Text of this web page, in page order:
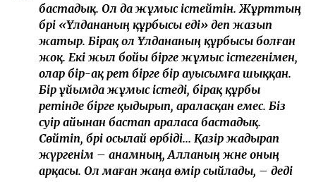
бастадық. Ол да жұмыс істейтін. Жұрттың
бәрі «Ұлдананың құрбысы еді» деп жазып
жатыр. Бірақ ол Ұлдананың құрбысы болған
жоқ. Екі жыл бойы бірге жұмыс істегенімен,
олар бір-ақ рет бірге бір ауысымға шыққан.
Бір ұйымда жұмыс істеді, бірақ құрбы
ретінде бірге қыдырып, араласқан емес. Біз
сәуір айынан бастап араласа бастадық.
Сөйтіп, бәрі осылай өрбіді... Қазір жадырап
жүргенім – анамның, Алланың және оның
арқасы. Ол маған жаңа өмір сыйлады, – деді